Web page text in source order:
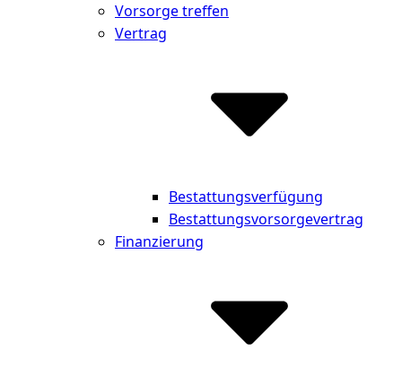
Vorsorge treffen
Vertrag
Bestattungsverfügung
Bestattungsvorsorgevertrag
Finanzierung